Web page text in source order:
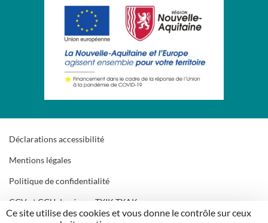
Ce site utilise des cookies et vous donne le contrôle sur ceux
Déclarations accessibilité
Mentions légales
Politique de confidentialité
CGV et CGU du réseau TXIK TXAK